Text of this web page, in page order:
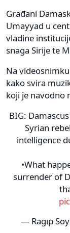
Građani
Umayyad u
vladine
snaga Sirije te
Na
kako svira
koji je navodno
BIG:
Syrian
intelligence
•What
surrender of
— Ragıp